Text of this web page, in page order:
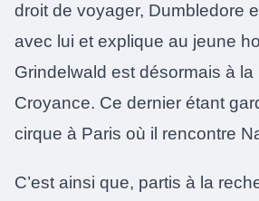
droit de voyager, Dumbledore
avec lui et explique au jeune
Grindelwald est désormais à
Croyance. Ce dernier étant
cirque à Paris où il rencontre
C’est ainsi que, partis à la